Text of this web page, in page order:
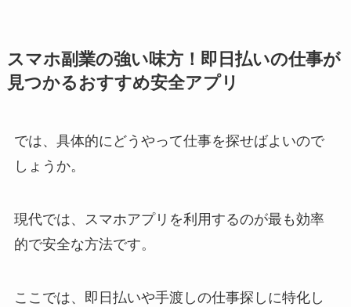
スマホ副業の強い味方！即日払いの仕事が
見つかるおすすめ安全アプリ
では、具体的にどうやって仕事を探せばよいので
しょうか。
現代では、スマホアプリを利用するのが最も効率
的で安全な方法です。
ここでは、即日払いや手渡しの仕事探しに特化し